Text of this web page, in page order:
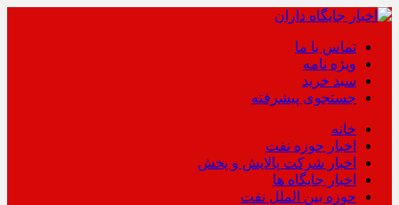
تماس با ما
ویژه نامه
سبد خرید
جستجوی پیشرفته
خانه
اخبار حوزه نفت
اخبار شرکت پالایش و پخش
اخبار جایگاه ها
حوزه بین الملل نفت